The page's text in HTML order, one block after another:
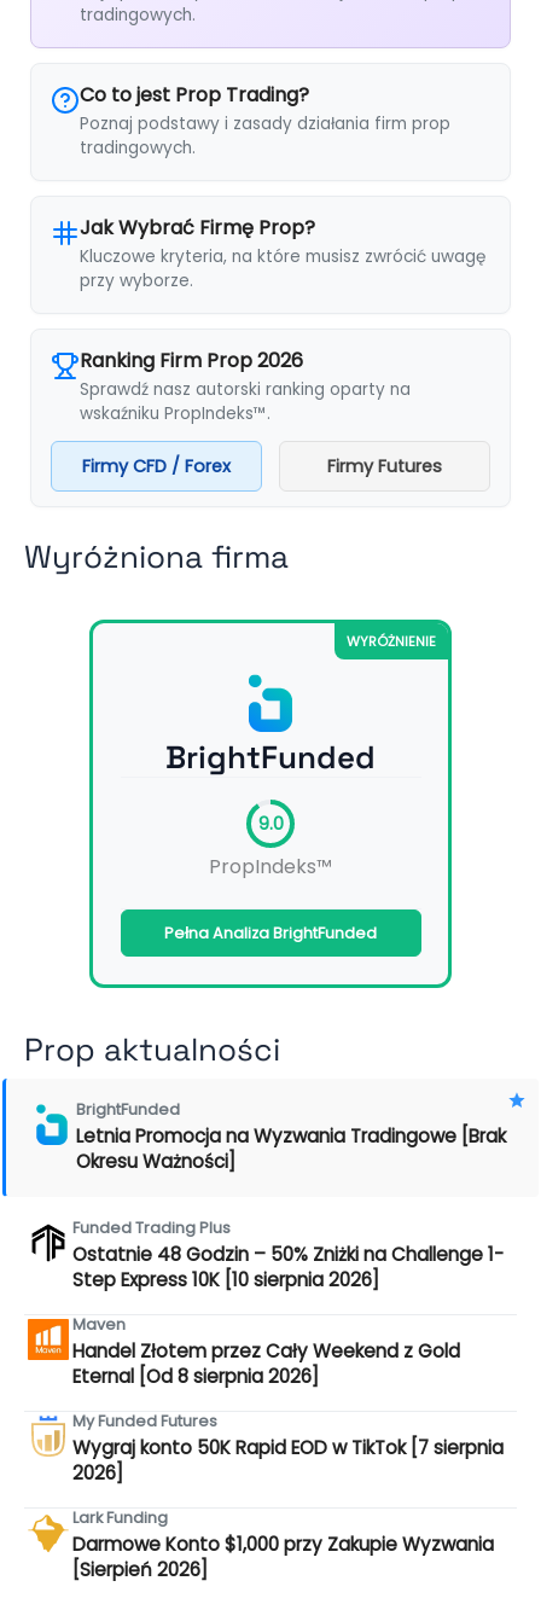
tradingowych.
Co to jest Prop Trading?
Poznaj podstawy i zasady działania firm prop
tradingowych.
Jak Wybrać Firmę Prop?
Kluczowe kryteria, na które musisz zwrócić uwagę
przy wyborze.
Ranking Firm Prop 2026
Sprawdź nasz autorski ranking oparty na
wskaźniku PropIndeks™.
Firmy CFD / Forex Firmy Futures
Wyróżniona firma
WYRÓŻNIENIE
BrightFunded
9.0
PropIndeks™
Pełna Analiza BrightFunded
Prop aktualności
BrightFunded
Letnia Promocja na Wyzwania Tradingowe [Brak
Okresu Ważności]
Funded Trading Plus
Ostatnie 48 Godzin – 50% Zniżki na Challenge 1-
Step Express 10K [10 sierpnia 2026]
Maven
Handel Złotem przez Cały Weekend z Gold
Eternal [Od 8 sierpnia 2026]
My Funded Futures
Wygraj konto 50K Rapid EOD w TikTok [7 sierpnia
2026]
Lark Funding
Darmowe Konto $1,000 przy Zakupie Wyzwania
[Sierpień 2026]